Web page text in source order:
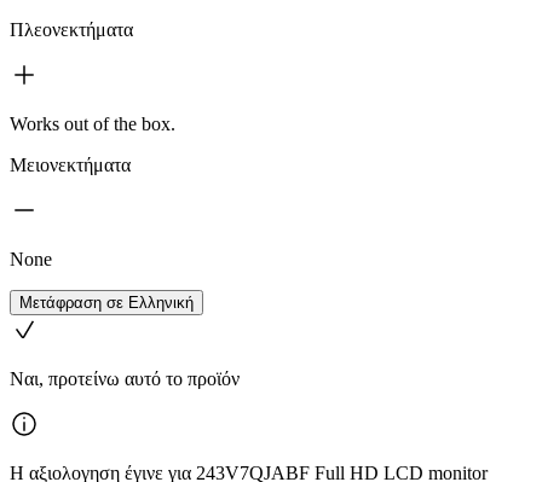
Πλεονεκτήματα
Works out of the box.
Μειονεκτήματα
None
Μετάφραση σε Ελληνική
Ναι, προτείνω αυτό το προϊόν
Η αξιολογηση έγινε για 243V7QJABF Full HD LCD monitor